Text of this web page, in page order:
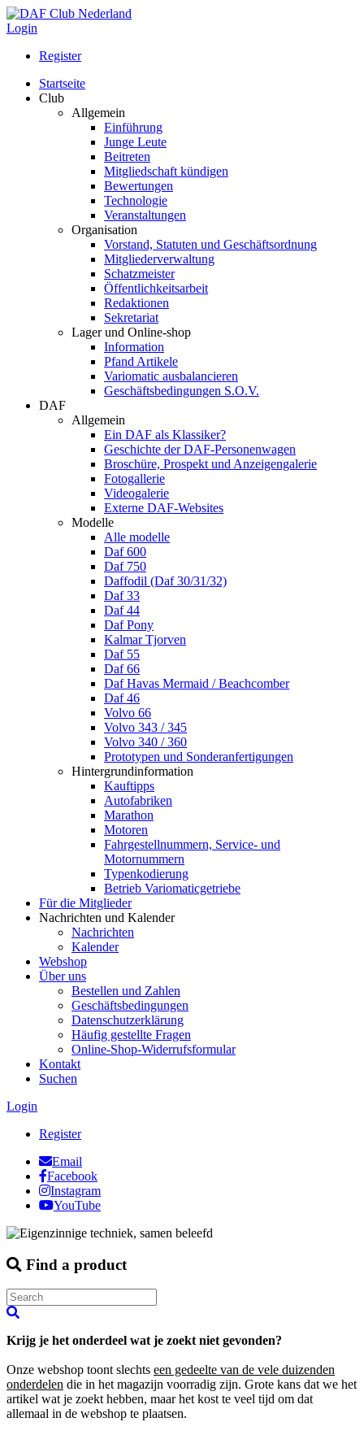
Login
Register
Startseite
Club
Allgemein
Einführung
Junge Leute
Beitreten
Mitgliedschaft kündigen
Bewertungen
Technologie
Veranstaltungen
Organisation
Vorstand, Statuten und Geschäftsordnung
Mitgliederverwaltung
Schatzmeister
Öffentlichkeitsarbeit
Redaktionen
Sekretariat
Lager und Online-shop
Information
Pfand Artikele
Variomatic ausbalancieren
Geschäftsbedingungen S.O.V.
DAF
Allgemein
Ein DAF als Klassiker?
Geschichte der DAF-Personenwagen
Broschüre, Prospekt und Anzeigengalerie
Fotogallerie
Videogalerie
Externe DAF-Websites
Modelle
Alle modelle
Daf 600
Daf 750
Daffodil (Daf 30/31/32)
Daf 33
Daf 44
Daf Pony
Kalmar Tjorven
Daf 55
Daf 66
Daf Havas Mermaid / Beachcomber
Daf 46
Volvo 66
Volvo 343 / 345
Volvo 340 / 360
Prototypen und Sonderanfertigungen
Hintergrundinformation
Kauftipps
Autofabriken
Marathon
Motoren
Fahrgestellnummern, Service- und
Motornummern
Typenkodierung
Betrieb Variomaticgetriebe
Für die Mitglieder
Nachrichten und Kalender
Nachrichten
Kalender
Webshop
Über uns
Bestellen und Zahlen
Geschäftsbedingungen
Datenschutzerklärung
Häufig gestellte Fragen
Online-Shop-Widerrufsformular
Kontakt
Suchen
Login
Register
Email
Facebook
Instagram
YouTube
Find a product
Krijg je het onderdeel wat je zoekt niet gevonden?
Onze webshop toont slechts een gedeelte van de vele duizenden
onderdelen die in het magazijn voorradig zijn. Grote kans dat we het
artikel wat je zoekt hebben, maar het kost te veel tijd om dat
allemaal in de webshop te plaatsen.